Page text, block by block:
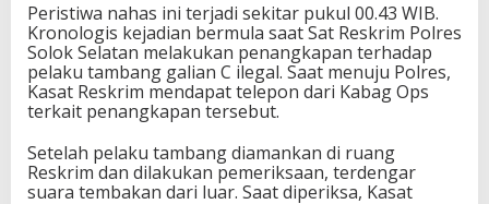
Peristiwa nahas ini terjadi sekitar pukul 00.43 WIB.
Kronologis kejadian bermula saat Sat Reskrim Polres
Solok Selatan melakukan penangkapan terhadap
pelaku tambang galian C ilegal. Saat menuju Polres,
Kasat Reskrim mendapat telepon dari Kabag Ops
terkait penangkapan tersebut.
Setelah pelaku tambang diamankan di ruang
Reskrim dan dilakukan pemeriksaan, terdengar
suara tembakan dari luar. Saat diperiksa, Kasat